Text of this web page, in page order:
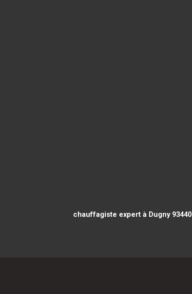
chauffagiste expert à Dugny 93440